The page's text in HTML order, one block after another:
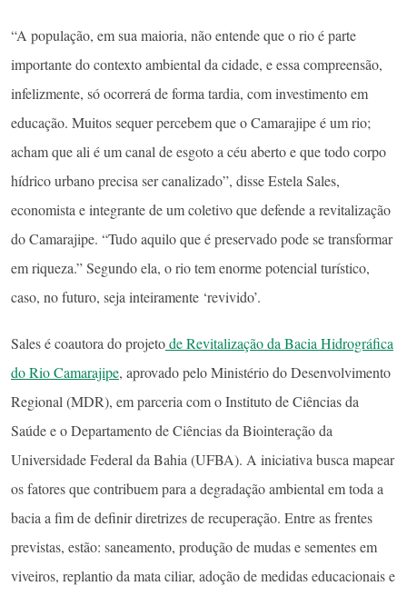
“A população, em sua maioria, não entende que o rio é parte
importante do contexto ambiental da cidade, e essa compreensão,
infelizmente, só ocorrerá de forma tardia, com investimento em
educação. Muitos sequer percebem que o Camarajipe é um rio;
acham que ali é um canal de esgoto a céu aberto e que todo corpo
hídrico urbano precisa ser canalizado”, disse Estela Sales,
economista e integrante de um coletivo que defende a revitalização
do Camarajipe. “Tudo aquilo que é preservado pode se transformar
em riqueza.” Segundo ela, o rio tem enorme potencial turístico,
caso, no futuro, seja inteiramente ‘revivido’.
Sales é coautora do projetode Revitalização da Bacia Hidrográfica
do Rio Camarajipe, aprovado pelo Ministério do Desenvolvimento
Regional (MDR), em parceria com o Instituto de Ciências da
Saúde e o Departamento de Ciências da Biointeração da
Universidade Federal da Bahia (UFBA). A iniciativa busca mapear
os fatores que contribuem para a degradação ambiental em toda a
bacia a fim de definir diretrizes de recuperação. Entre as frentes
previstas, estão: saneamento, produção de mudas e sementes em
viveiros, replantio da mata ciliar, adoção de medidas educacionais e